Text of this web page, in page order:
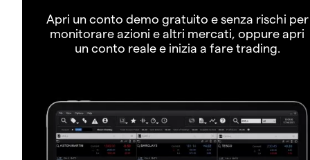
Apri un conto demo gratuito e senza rischi per
monitorare azioni e altri mercati, oppure apri
un conto reale e inizia a fare trading.